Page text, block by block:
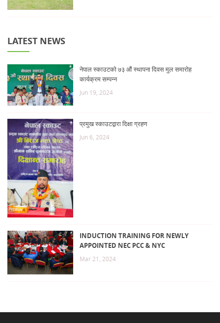
LATEST NEWS
नेपाल स्काउटको ७३ औं स्थापना दिवस मुल समारोह
कार्यक्रम सम्पन्न
Jun 19, 2024
प्रमुख स्काउटद्वारा दिक्षा ग्रहण
Jun 6, 2024
INDUCTION TRAINING FOR NEWLY
APPOINTED NEC PCC & NYC
Mar 21, 2024